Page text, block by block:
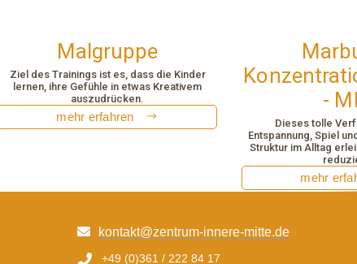
Malgruppe
Ziel des Trainings ist es, dass die Kinder
lernen, ihre Gefühle in etwas Kreativem
auszudrücken.
mehr erfahren
-
Dieses tolle
Entspannung, Spiel
Struktur im Alltag
mehr
kontakt@zentrum-innere-mitte.de
+49 (0)361 / 222 84 17